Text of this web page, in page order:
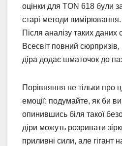
оцінки для TON 618 були
старі методи
Після аналізу таких даних
Всесвіт повний
діра додає шматочок до
Порівняння не тільки про
емоції: подумайте, як би
опинившись біля такої
діри можуть розривати
приливні сили, але гігант